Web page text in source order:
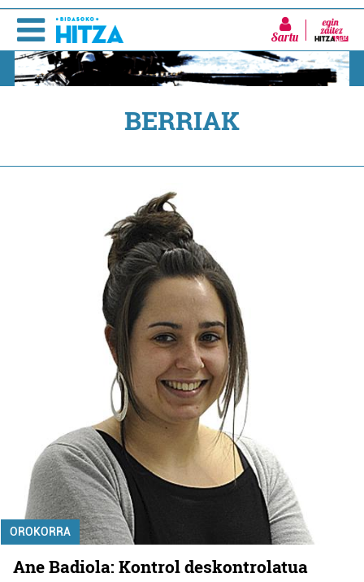
Sartu
BERRIAK
OROKORRA
Ane Badiola: Kontrol deskontrolatua